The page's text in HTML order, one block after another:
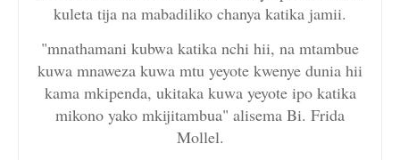
kuleta tija na mabadiliko chanya katika jamii.
"mnathamani kubwa katika nchi hii, na mtambue
kuwa mnaweza kuwa mtu yeyote kwenye dunia hii
kama mkipenda, ukitaka kuwa yeyote ipo katika
mikono yako mkijitambua" alisema Bi. Frida
Mollel.